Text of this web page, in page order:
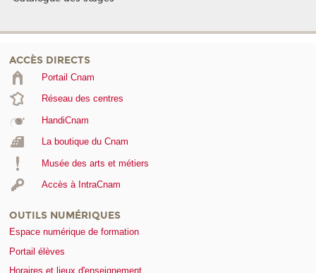
ACCÈS DIRECTS
Portail Cnam
Réseau des centres
HandiCnam
La boutique du Cnam
Musée des arts et métiers
Accès à IntraCnam
OUTILS NUMÉRIQUES
Espace numérique de formation
Portail élèves
Horaires et lieux d'enseignement